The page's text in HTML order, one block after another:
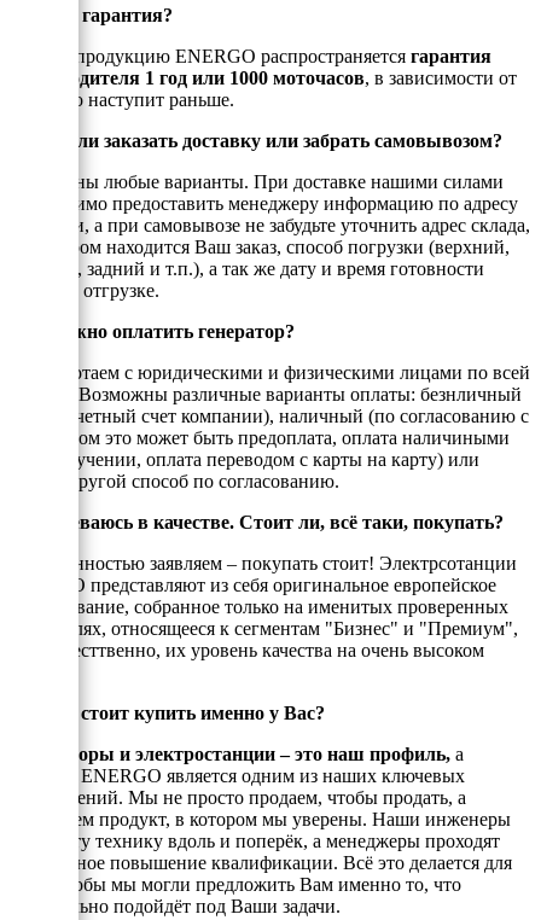
Есть ли гарантия?
На всю продукцию ENERGO распространяется гарантия
производителя 1 год или 1000 моточасов, в зависимости от
того, что наступит раньше.
Можно ли заказать доставку или забрать самовывозом?
Возможны любые варианты. При доставке нашими силами
необходимо предоставить менеджеру информацию по адресу
доставки, а при самовывозе не забудьте уточнить адрес склада,
на котором находится Ваш заказ, способ погрузки (верхний,
боковой, задний и т.п.), а так же дату и время готовности
товара к отгрузке.
Как можно оплатить генератор?
Мы работаем с юридическими и физическими лицами по всей
России. Возможны различные варианты оплаты: безнличный
(на рассчетный счет компании), наличный (по согласованию с
енеджером это может быть предоплата, оплата наличиными
при получении, оплата переводом с карты на карту) или
любой другой способ по согласованию.
Я сомневаюсь в качестве. Стоит ли, всё таки, покупать?
С уверенностью заявляем – покупать стоит! Электрсотанции
ЭНЕРГО представляют из себя оригинальное европейское
оборудование, собранное только на именитых проверенных
двигателях, относящееся к сегментам "Бизнес" и "Премиум",
а, ссотвесттвенно, их уровень качества на очень высоком
Почему стоит купить именно у Вас?
Генераторы и электростанции – это наш профиль, а
техника ENERGO является одним из наших ключевых
направлений. Мы не просто продаем, чтобы продать, а
реализуем продукт, в котором мы уверены. Наши инженеры
знают эту технику вдоль и поперёк, а менеджеры проходят
постоянное повышение квалификации. Всё это делается для
того, чтобы мы могли предложить Вам именно то, что
оптимально подойдёт под Ваши задачи.